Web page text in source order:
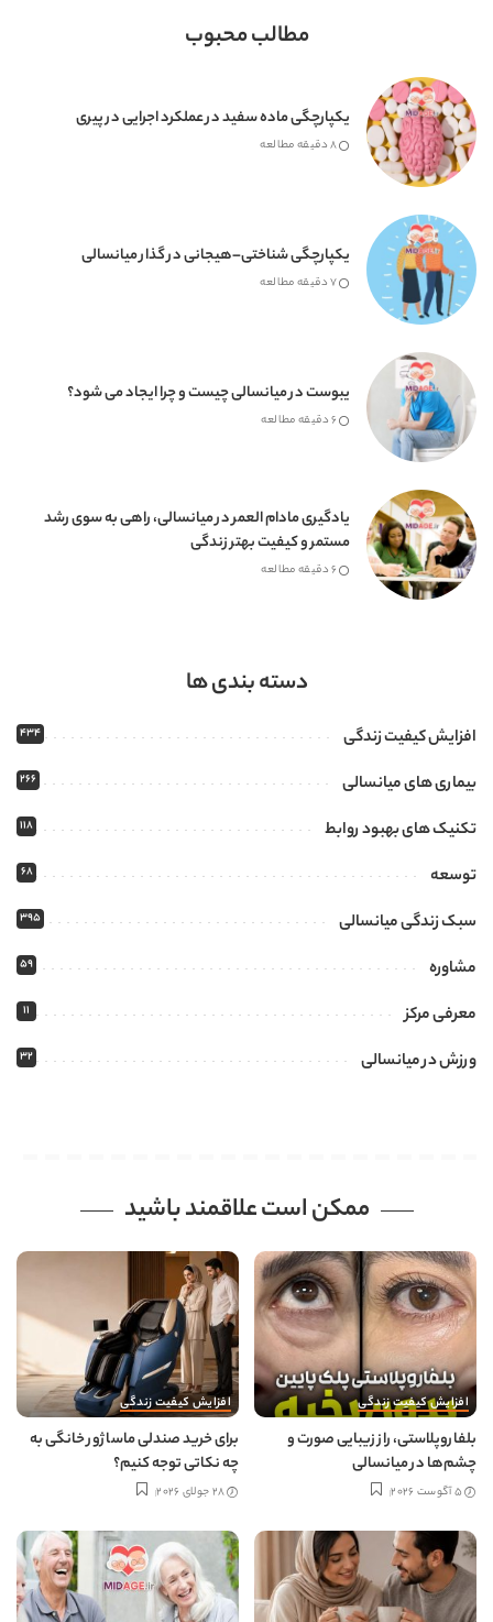
مطالب محبوب
یکپارچگی ماده سفید در عملکرد اجرایی در پیری
8 دقیقه مطالعه
یکپارچگی شناختی–هیجانی در گذار میانسالی
7 دقیقه مطالعه
یبوست در میانسالی چیست و چرا ایجاد می شود؟
6 دقیقه مطالعه
یادگیری مادام العمر در میانسالی، راهی به سوی رشد
مستمر و کیفیت بهتر زندگی
6 دقیقه مطالعه
دسته بندی ها
افزایش کیفیت زندگی 434
بیماری های میانسالی 266
تکنیک های بهبود روابط 118
توسعه 68
سبک زندگی میانسالی 395
مشاوره 59
معرفی مرکز 11
ورزش در میانسالی 32
ممکن است علاقمند باشید
افزایش کیفیت زندگی
بلفاروپلاستی، راز زیبایی صورت و
چشم‌ها در میانسالی
5 آگوست 2026
افزایش کیفیت زندگی
برای خرید صندلی ماساژور خانگی به
چه نکاتی توجه کنیم؟
28 جولای 2026